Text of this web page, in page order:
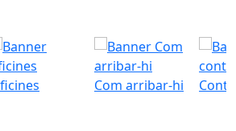
Com arribar-hi